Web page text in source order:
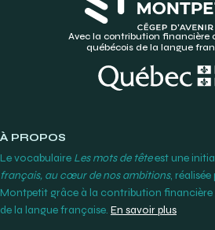
Avec la contribution financière
québécois de la langue
À PROPOS
Le vocabulaire Les mots de têteest une
français, au cœur de nos ambitions,
Montpetit grâce à la contribution financière
de la langue française. En savoir plus